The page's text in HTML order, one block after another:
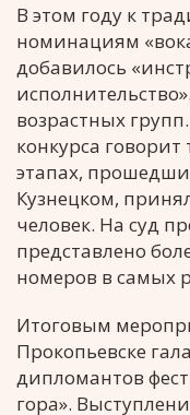
В этом году к
номинациям
добавилось
возрастных
конкурса
этапах,
Кузнецком,
человек. На суд
представлено
номеров в самых
Итоговым
Прокопьевске
дипломантов
гора».